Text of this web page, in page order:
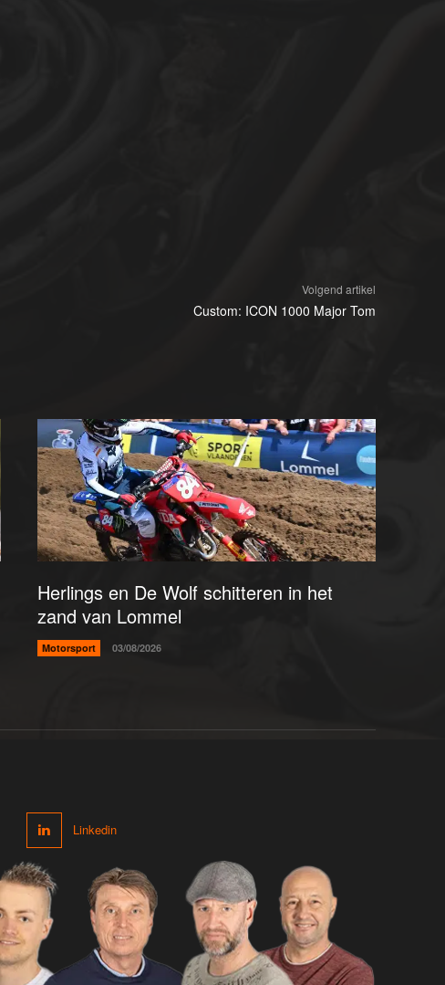
Volgend artikel
Custom: ICON 1000 Major Tom
Herlings en De Wolf schitteren in het
zand van Lommel
Motorsport 03/08/2026
Linkedin